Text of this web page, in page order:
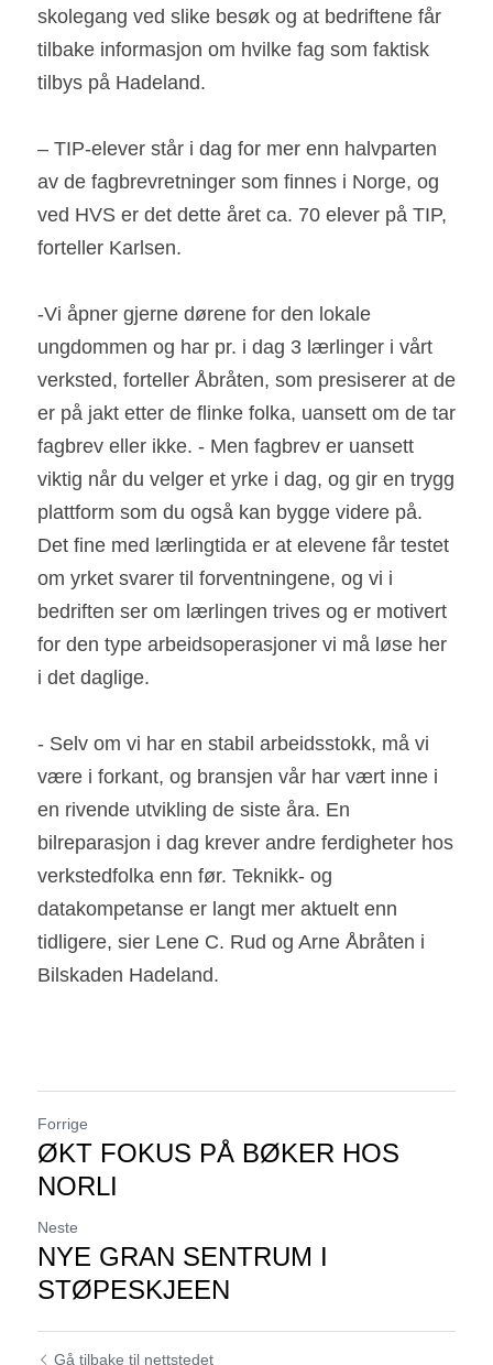
skolegang ved slike besøk og at bedriftene får
tilbake informasjon om hvilke fag som faktisk
tilbys på Hadeland.
– TIP-elever står i dag for mer enn halvparten
av de fagbrevretninger som finnes i Norge, og
ved HVS er det dette året ca. 70 elever på TIP,
forteller Karlsen.
-Vi åpner gjerne dørene for den lokale
ungdommen og har pr. i dag 3 lærlinger i vårt
verksted, forteller Åbråten, som presiserer at de
er på jakt etter de flinke folka, uansett om de tar
fagbrev eller ikke. - Men fagbrev er uansett
viktig når du velger et yrke i dag, og gir en trygg
plattform som du også kan bygge videre på.
Det fine med lærlingtida er at elevene får testet
om yrket svarer til forventningene, og vi i
bedriften ser om lærlingen trives og er motivert
for den type arbeidsoperasjoner vi må løse her
i det daglige.
- Selv om vi har en stabil arbeidsstokk, må vi
være i forkant, og bransjen vår har vært inne i
en rivende utvikling de siste åra. En
bilreparasjon i dag krever andre ferdigheter hos
verkstedfolka enn før. Teknikk- og
datakompetanse er langt mer aktuelt enn
tidligere, sier Lene C. Rud og Arne Åbråten i
Bilskaden Hadeland.
Forrige
ØKT FOKUS PÅ BØKER HOS
NORLI
Neste
NYE GRAN SENTRUM I
STØPESKJEEN
Gå tilbake til nettstedet